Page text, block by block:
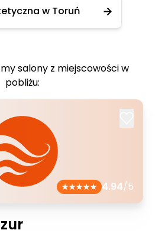
w Toruń
salony z miejscowości w
pobliżu:
4.94/5